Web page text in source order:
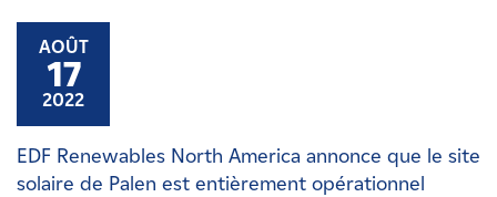
AOÛT
17
2022
EDF Renewables North America annonce que le site
solaire de Palen est entièrement opérationnel